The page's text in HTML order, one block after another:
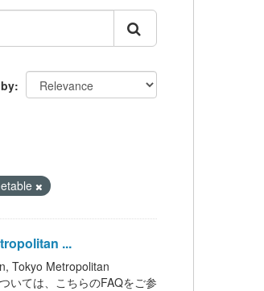
...
Tokyo Metropolitan
いては、こちらのFAQをご参